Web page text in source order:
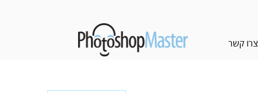
צרו קשר